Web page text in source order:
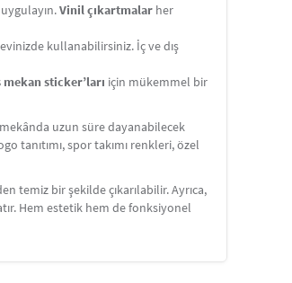
Vinil çıkartmalar her
kullanabilirsiniz. İç ve dış
mekan sticker’ları için mükemmel bir
uzun süre dayanabilecek
tanıtımı, spor takımı renkleri, özel
temiz bir şekilde çıkarılabilir. Ayrıca,
Hem estetik hem de fonksiyonel